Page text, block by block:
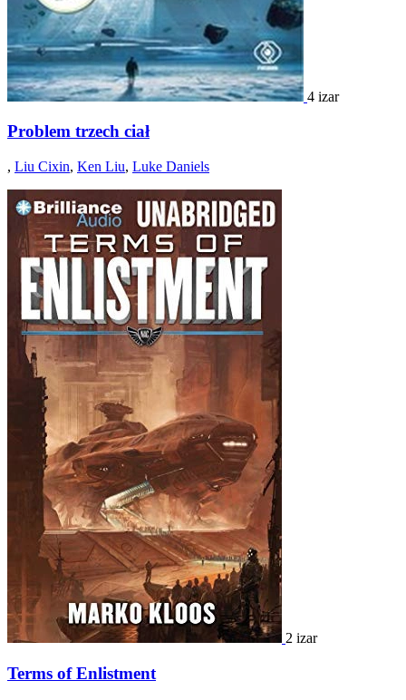
4 izar
Problem trzech ciał
, Liu Cixin, Ken Liu, Luke Daniels
2 izar
Terms of Enlistment